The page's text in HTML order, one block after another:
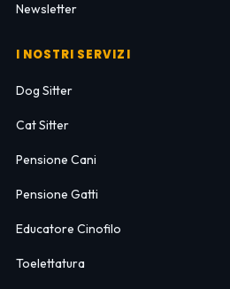
Newsletter
I NOSTRI SERVIZI
Dog Sitter
Cat Sitter
Pensione Cani
Pensione Gatti
Educatore Cinofilo
Toelettatura